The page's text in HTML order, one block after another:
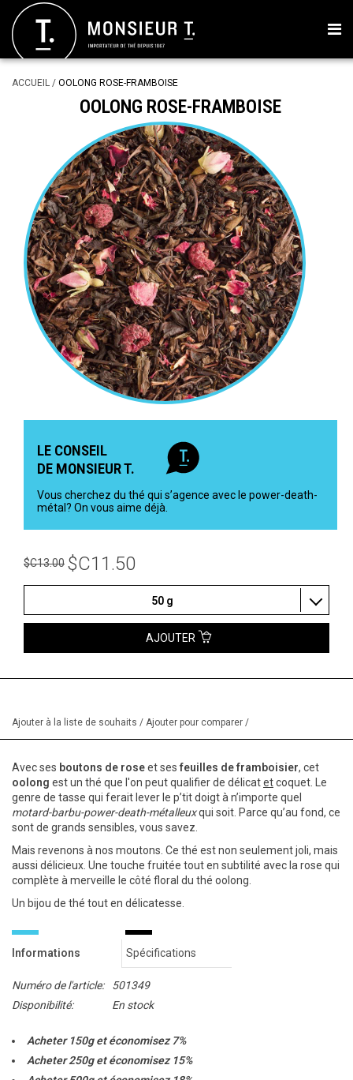
ACCUEIL / OOLONG ROSE-FRAMBOISE
OOLONG ROSE-FRAMBOISE
LE CONSEIL
DE MONSIEUR T.
Vous cherchez du thé qui s’agence avec le power-death-
métal? On vous aime déjà.
$C13.00 $C11.50
50 g
AJOUTER
Ajouter à la liste de souhaits / Ajouter pour comparer /
Avec ses boutons de roseet ses feuilles de framboisier, cet
oolong est un thé que l'on peut qualifier de délicatetcoquet. Le
genre de tasse qui ferait lever le p’tit doigt à n’importe quel
motard-barbu-power-death-métalleuxqui soit. Parce qu’au fond, ce
sont de grands sensibles, vous savez.
Mais revenons à nos moutons. Ce thé est non seulement joli, mais
aussi délicieux. Une touche fruitée tout en subtilité avec la rose qui
complète à merveille le côté floral du thé oolong.
Un bijou de thé tout en délicatesse.
Informations Spécifications
Numéro de l'article:
501349
Disponibilité:
En stock
Acheter 150g et économisez 7%
Acheter 250g et économisez 15%